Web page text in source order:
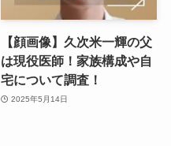
【顔画像】久次米一輝の父
は現役医師！家族構成や自
宅について調査！
2025年5月14日